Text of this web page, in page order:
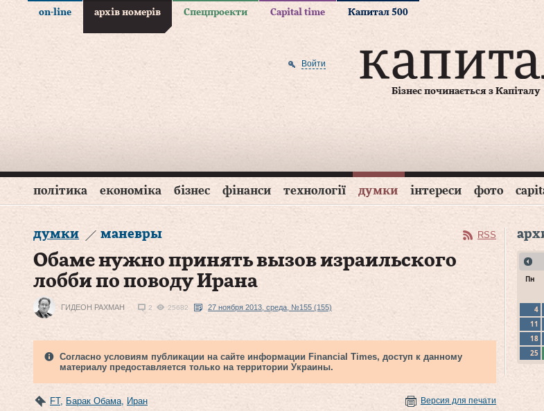
on-line архів номерів Спецпроекти Capital time Капитал 500
Бізнес починається з Капіталу
Войти
політика економіка бізнес фінанси технології думки інтереси фото
думки маневры RSS
Обаме нужно принять вызов израильского
лобби по поводу Ирана
ГИДЕОН РАХМАН 2 25682 27 ноября 2013, среда, №155 (155)
Согласно условиям публикации на сайте информации Financial Times, доступ к данному
материалу предоставляется только на территории Украины.
FT, Барак Обама, Иран Версия для печати
Пн
4
11
18
25